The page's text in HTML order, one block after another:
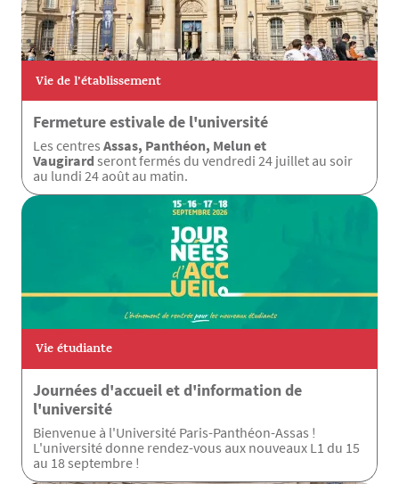
Vie de l’établissement
Fermeture estivale de l'université
Les centres Assas, Panthéon, Melun et
Vaugirard seront fermés du vendredi 24 juillet au soir
au lundi 24 août au matin.
Vie étudiante
Journées d'accueil et d'information de
l'université
Bienvenue à l'Université Paris-Panthéon-Assas !
L'université donne rendez-vous aux nouveaux L1 du 15
au 18 septembre !